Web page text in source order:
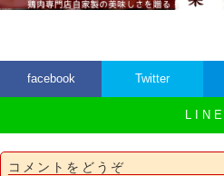
facebook Twitter
L I N E
コメントをどうぞ